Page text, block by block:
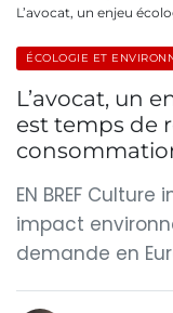
L’avocat, un enjeu
ÉCOLOGIE ET
L’avocat, un
est temps de
EN BREF
impact
demande en